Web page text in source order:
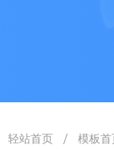
轻站首页 / 模板